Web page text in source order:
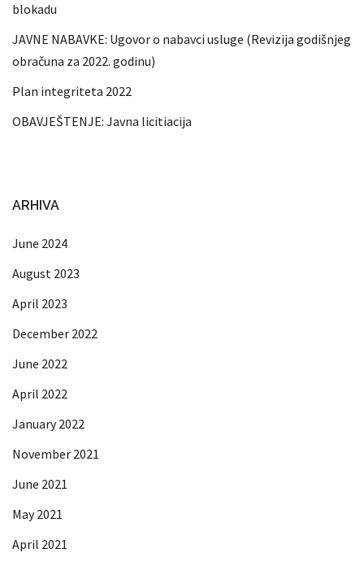
blokadu
JAVNE NABAVKE: Ugovor o nabavci usluge (Revizija godišnjeg
obračuna za 2022. godinu)
Plan integriteta 2022
OBAVJEŠTENJE: Javna licitiacija
ARHIVA
June 2024
August 2023
April 2023
December 2022
June 2022
April 2022
January 2022
November 2021
June 2021
May 2021
April 2021